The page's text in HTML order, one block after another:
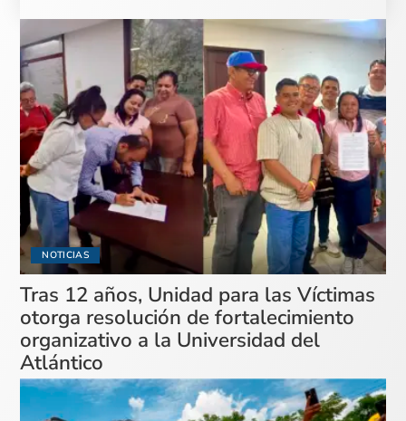
NOTICIAS
Tras 12 años, Unidad para las Víctimas
otorga resolución de fortalecimiento
organizativo a la Universidad del
Atlántico